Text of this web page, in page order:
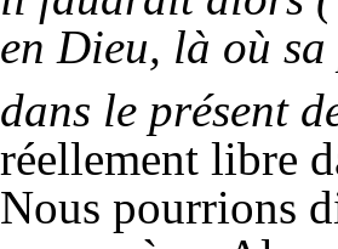
en Dieu, là où sa
dans le présent
réellement libre
Nous pourrions